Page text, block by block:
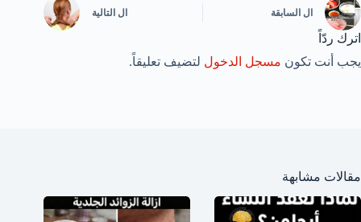
ال السابقة ال التالية
اترك ردّاً
يجب أنت تكون مسجل الدخول لتضيف تعليقاً.
مقالات مشابهة